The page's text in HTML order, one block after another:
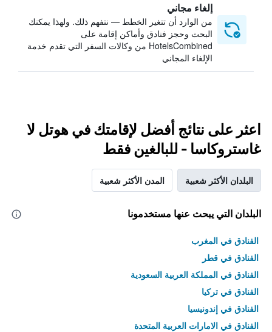
إلغاء مجاني
من الوارد أن تتغير الخطط — نتفهم ذلك. ولهذا يمكنك
البحث وحجز فنادق وأماكن إقامة على
HotelsCombined من وكالات السفر التي تقدم خدمة
الإلغاء المجاني
اعثر على نتائج أفضل لإقامتك في هوتل لا
غاستروكاسا - للبالغين فقط
البلدان الأكثر شعبية المدن الأكثر شعبية
البلدان التي يبحث عنها مستخدمونا
الفنادق في المغرب
الفنادق في قطر
الفنادق في المملكة العربية السعودية
الفنادق في تركيا
الفنادق في إندونيسيا
الفنادق في الامارات العربية المتحدة